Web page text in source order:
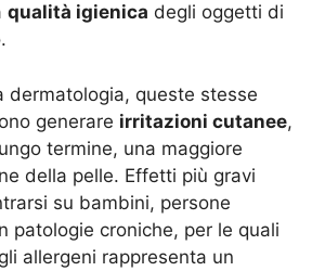
qualità igienica degli oggetti di
.
dermatologia, queste stesse
generare irritazioni cutanee,
termine, una maggiore
della pelle. Effetti più gravi
su bambini, persone
patologie croniche, per le quali
allergeni rappresenta un